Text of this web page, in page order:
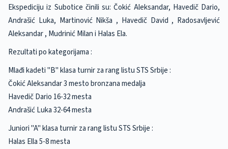
Ekspediciju iz Subotice činili su: Čokić Aleksandar, Havedič Dario,
Andrašić Luka, Martinović Nikša , Havedič David , Radosavljević
Aleksandar , Mudrinić Milan i Halas Ela.
Rezultati po kategorijama :
Mlađi kadeti "B" klasa turnir za rang listu STS Srbije :
Čokić Aleksandar 3 mesto bronzana medalja
Havedič Dario 16-32 mesta
Andrašić Luka 32-64 mesta
Juniori "A" klasa turnir za rang listu STS Srbije :
Halas Ella 5-8 mesta